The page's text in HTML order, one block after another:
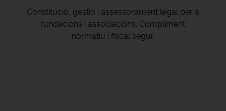
Constitució, gestió i assessorament legal per a
fundacions i associacions. Compliment
normatiu i fiscal segur.